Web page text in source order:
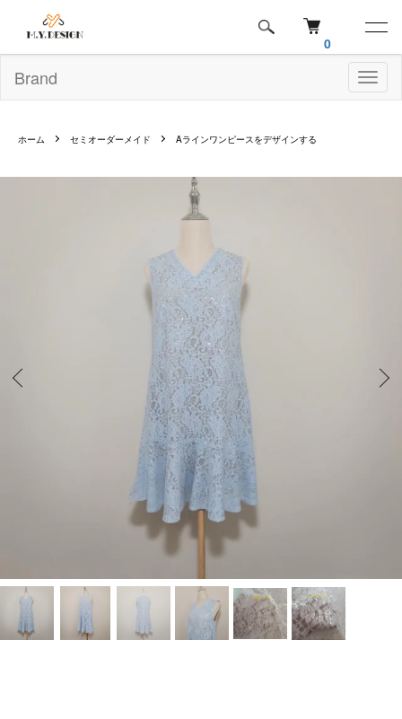
Brand
0
ホーム セミオーダーメイド Aラインワンピースをデザインする